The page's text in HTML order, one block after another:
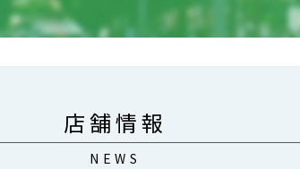
店舗情報
NEWS